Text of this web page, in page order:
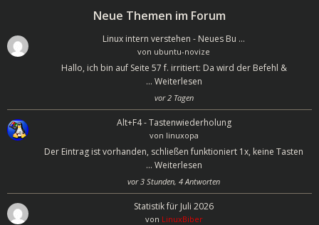
Neue Themen im Forum
Linux intern verstehen - Neues Bu …
von ubuntu-novize
Hallo, ich bin auf Seite 57 f. irritiert: Da wird der Befehl &
… Weiterlesen
vor 2 Tagen
Alt+F4 - Tastenwiederholung
von linuxopa
Der Eintrag ist vorhanden, schließen funktioniert 1x, keine Tasten
… Weiterlesen
vor 3 Stunden, 4 Antworten
Statistik für Juli 2026
von LinuxBiber